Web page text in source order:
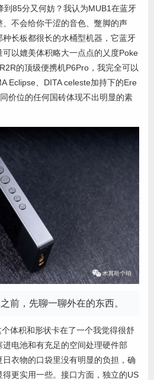
到85分又何妨？我认为MUB1在蓝牙
不会给你干涩的音色、蹩脚的声
长板都很长的水桶型机器，它蓝牙
以媲美体积略大一点点的乂度Poke
的顶级便携机P6Pro，我完全可以
Eclipse、DITA celeste加持下的Ere
价位的任何国砖体现不出明显的素
前，先聊一聊外在的东西。
体积和形状卡在了一个我觉得很舒
电池和有充足的空间处理硬件部
衣物的口袋里没有明显的负担，确
更实用一些。接口方面，独立的US